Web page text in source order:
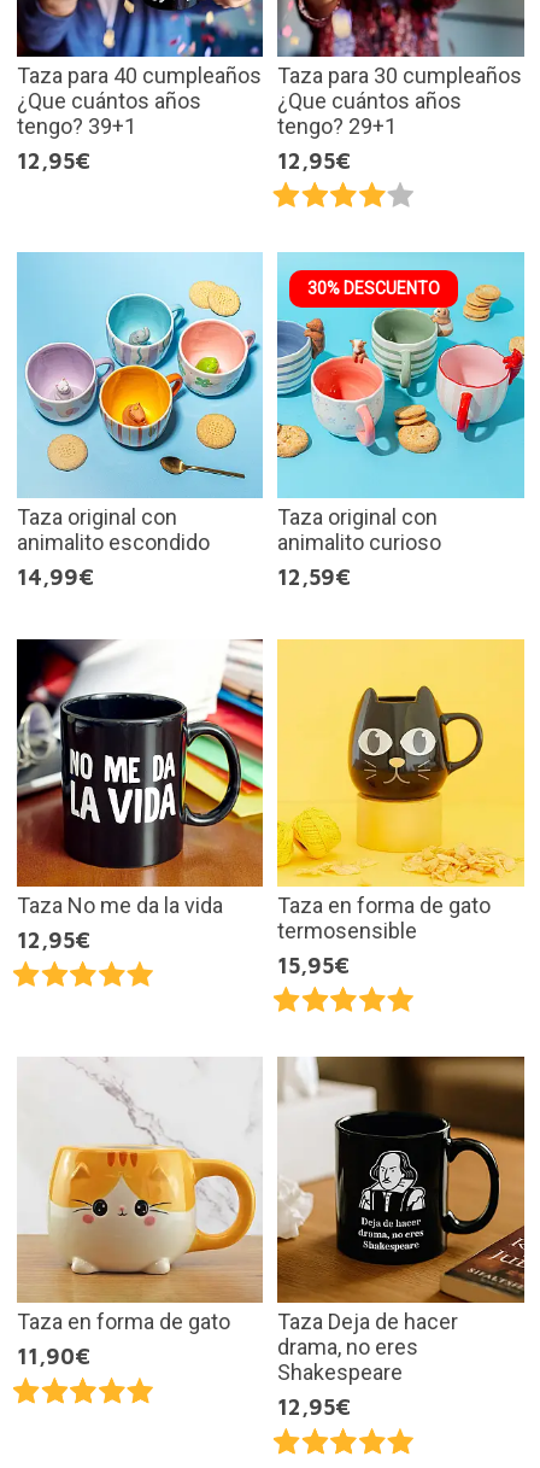
Taza para 40 cumpleaños
¿Que cuántos años
tengo? 39+1
12,95€
Taza para 30 cumpleaños
¿Que cuántos años
tengo? 29+1
12,95€
Taza original con
animalito escondido
14,99€
30% DESCUENTO
Taza original con
animalito curioso
12,59€
Taza No me da la vida
12,95€
Taza en forma de gato
termosensible
15,95€
Taza en forma de gato
11,90€
Taza Deja de hacer
drama, no eres
Shakespeare
12,95€